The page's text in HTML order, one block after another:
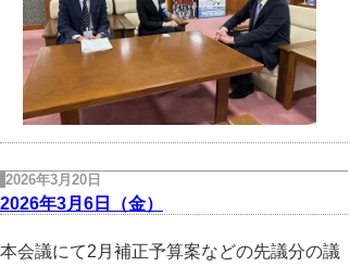
2026年3月20日
2026年3月6日（金）
本会議にて2月補正予算案などの先議分の議